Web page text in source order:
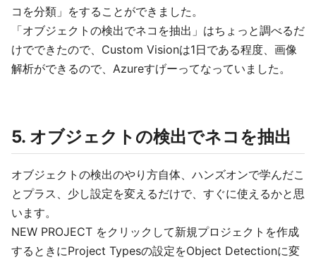
コを分類」をすることができました。
「オブジェクトの検出でネコを抽出」はちょっと調べるだ
けでできたので、Custom Visionは1日である程度、画像
解析ができるので、Azureすげーってなっていました。
5. オブジェクトの検出でネコを抽出
オブジェクトの検出のやり方自体、ハンズオンで学んだこ
とプラス、少し設定を変えるだけで、すぐに使えるかと思
います。
NEW PROJECT をクリックして新規プロジェクトを作成
するときにProject Typesの設定をObject Detectionに変